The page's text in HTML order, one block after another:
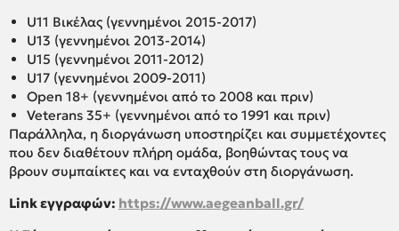
U11 Βικέλας (γεννημένοι 2015-2017)
U13 (γεννημένοι 2013-2014)
U15 (γεννημένοι 2011-2012)
U17 (γεννημένοι 2009-2011)
Open 18+ (γεννημένοι από το 2008 και πριν)
Veterans 35+ (γεννημένοι από το 1991 και πριν)
Παράλληλα, η διοργάνωση υποστηρίζει και συμμετέχοντες
που δεν διαθέτουν πλήρη ομάδα, βοηθώντας τους να
βρουν συμπαίκτες και να ενταχθούν στη διοργάνωση.
Link εγγραφών: https://www.aegeanball.gr/